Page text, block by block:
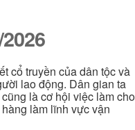
cổ truyền của dân tộc và
lao động. Dân gian ta
là cơ hội việc làm cho
làm lĩnh vực vận